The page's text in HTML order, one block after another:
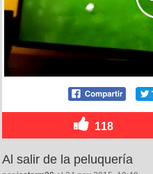
118
Al salir de la peluquería